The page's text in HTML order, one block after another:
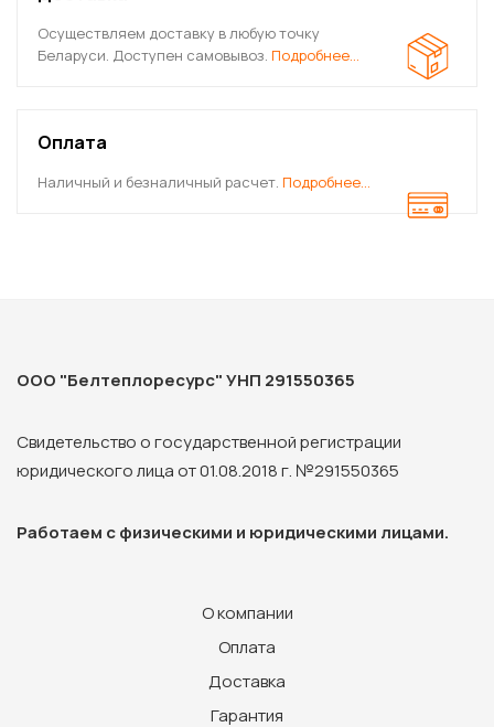
Осуществляем доставку в любую точку
Беларуси. Доступен самовывоз. Подробнее…
Оплата
Наличный и безналичный расчет. Подробнее…
ООО "Белтеплоресурс" УНП 291550365
Свидетельство о государственной регистрации
юридического лица от 01.08.2018 г. №291550365
Работаем с физическими и юридическими лицами.
О компании
Оплата
Доставка
Гарантия